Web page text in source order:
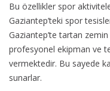
Bu özellikler spor
Gaziantep’teki spor
Gaziantep’te tartan
profesyonel ekipman ve
vermektedir. Bu sayede
sunarlar.